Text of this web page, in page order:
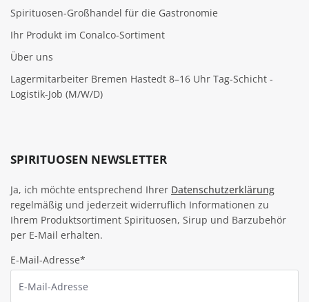
Spirituosen-Großhandel für die Gastronomie
Ihr Produkt im Conalco-Sortiment
Über uns
Lagermitarbeiter Bremen Hastedt 8–16 Uhr Tag-Schicht -
Logistik-Job (M/W/D)
SPIRITUOSEN NEWSLETTER
Ja, ich möchte entsprechend Ihrer Datenschutzerklärung
regelmäßig und jederzeit widerruflich Informationen zu
Ihrem Produktsortiment Spirituosen, Sirup und Barzubehör
per E-Mail erhalten.
E-Mail-Adresse*